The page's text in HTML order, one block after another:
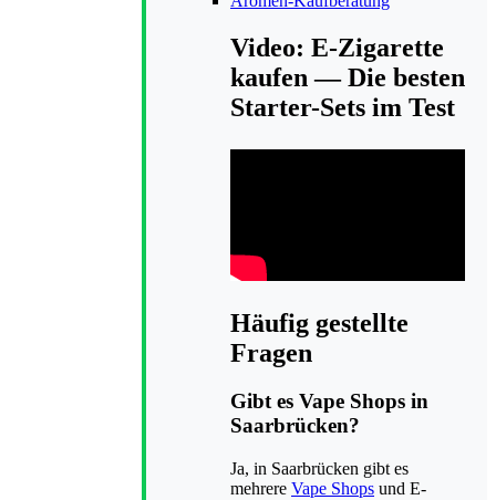
Video: E-Zigarette
kaufen — Die besten
Starter-Sets im Test
Häufig gestellte
Fragen
Gibt es Vape Shops in
Saarbrücken?
Ja, in Saarbrücken gibt es
mehrere Vape Shops und E-